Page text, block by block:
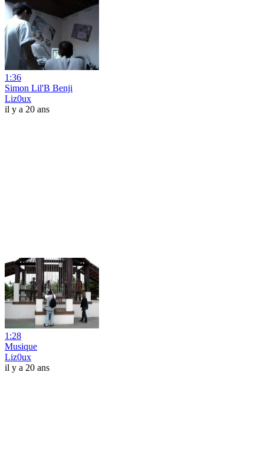
1:36
Simon Lil'B Benji
Liz0ux
il y a 20 ans
1:28
Musique
Liz0ux
il y a 20 ans